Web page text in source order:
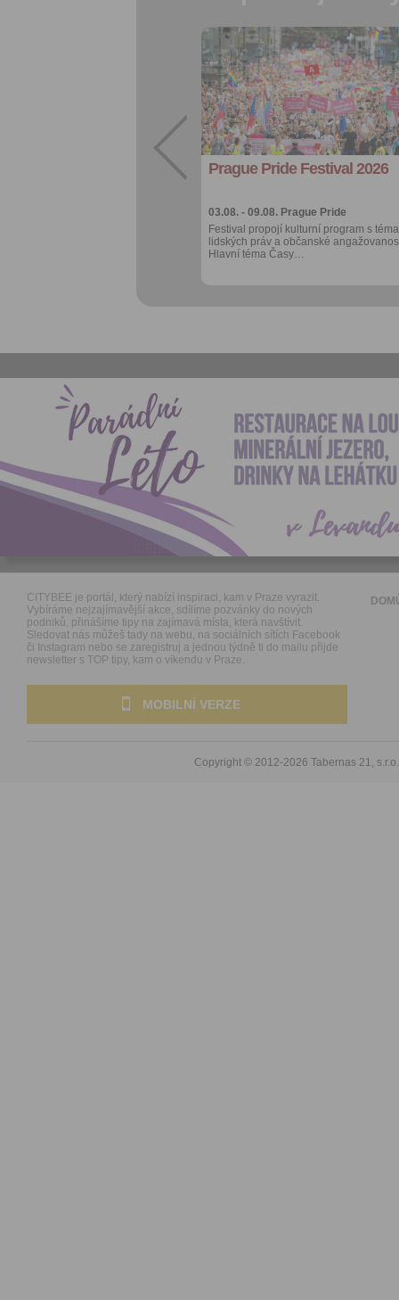
Prague Pride Festival 2026
03.08. - 09.08. Prague Pride
Festival propojí kulturní program s
lidských práv a občanské
Hlavní téma Časy…
Přidat do
oblíbených
Sdílet:
Facebook
export do
kalendáře
Více výhod pro
CITYBEE je portál, který nabízí inspiraci, kam v Praze vyrazit.
Vybíráme nejzajímavější akce, sdílíme pozvánky do nových
podniků, přinášíme tipy na zajímavá místa, která navštívit.
Sledovat nás můžeš tady na webu, na sociálních sítích Facebook
či Instagram nebo se zaregistruj a jednou týdně ti do mailu přijde
newsletter s TOP tipy, kam o víkendu v Praze.
MOBILNÍ VERZE
Copyright © 2012-2026 Tabernas 21, s.r.o.